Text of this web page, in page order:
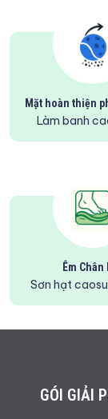
Mặt hoàn thiện
Làm banh
Êm Chân
Sơn hạt
GÓI GIẢI